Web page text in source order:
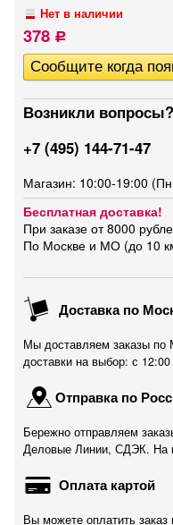
Нет в наличии
378 Р
Возникли вопросы?
+7 (495) 144-71-47
Магазин: 10:00-19:00
Бесплатная доставка!
При заказе от 8000
По Москве и МО (до 10
Доставка по
Мы доставляем заказы по
доставки на выбор: с
Отправка по
Бережно отправляем
Деловые Линии, СДЭК. На
Оплата картой
Вы можете оплатить